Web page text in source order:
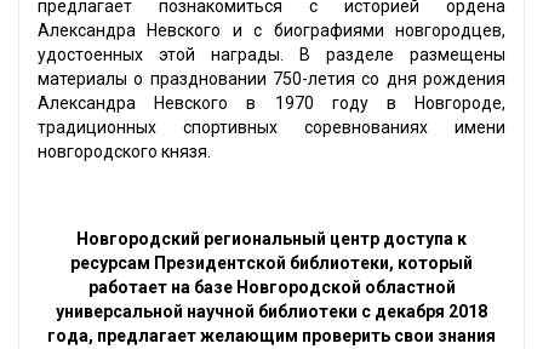
предлагает познакомиться с историей ордена
Александра Невского и с биографиями новгородцев,
удостоенных этой награды. В разделе размещены
материалы о праздновании 750-летия со дня рождения
Александра Невского в 1970 году в Новгороде,
традиционных спортивных соревнованиях имени
новгородского князя.
Новгородский региональный центр доступа к
ресурсам Президентской библиотеки, который
работает на базе Новгородской областной
универсальной научной библиотеки с декабря 2018
года, предлагает желающим проверить свои знания